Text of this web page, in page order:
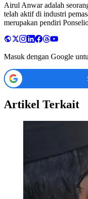
Airul Anwar adalah
telah aktif di industri
merupakan pendiri
Masuk dengan Google
Artikel Terkait